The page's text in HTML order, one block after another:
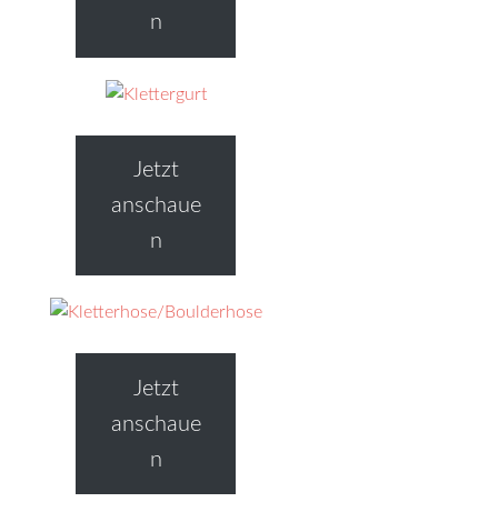
n
Jetzt
anschaue
n
Jetzt
anschaue
n